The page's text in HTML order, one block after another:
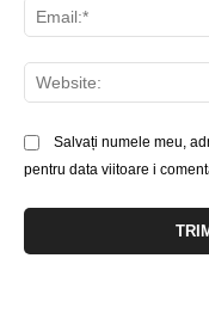
Salvați numele meu,
pentru data viitoare i